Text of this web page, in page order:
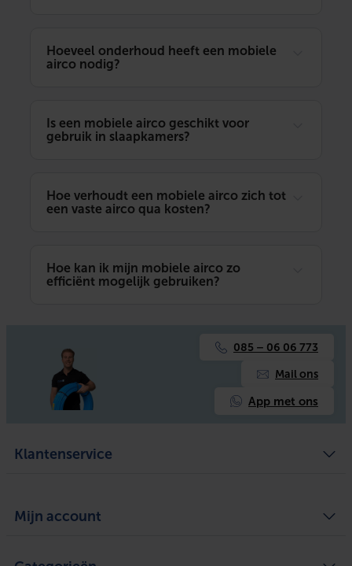
Hoeveel onderhoud heeft een mobiele
airco nodig?
Is een mobiele airco geschikt voor
gebruik in slaapkamers?
Hoe verhoudt een mobiele airco zich tot
een vaste airco qua kosten?
Hoe kan ik mijn mobiele airco zo
efficiënt mogelijk gebruiken?
085 – 06 06 773
Mail ons
App met ons
Klantenservice
Privacy Policy
Bezorgen en ophalen
Service
Mijn account